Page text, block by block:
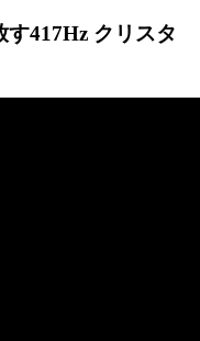
417Hz クリスタ